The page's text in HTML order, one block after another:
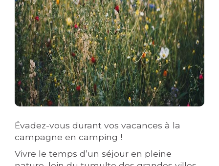
Évadez-vous durant vos vacances à la
campagne en camping !
Vivre le temps d’un séjour en pleine